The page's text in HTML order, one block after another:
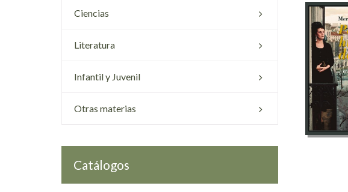
Ciencias
Literatura
Infantil y Juvenil
Otras materias
Catálogos